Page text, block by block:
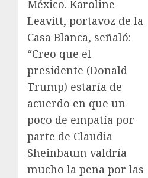
México. Karoline
Leavitt, portavoz de la
Casa Blanca, señaló:
“Creo que el
presidente (Donald
Trump) estaría de
acuerdo en que un
poco de empatía por
parte de Claudia
Sheinbaum valdría
mucho la pena por las